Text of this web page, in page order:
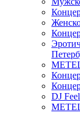
DJ